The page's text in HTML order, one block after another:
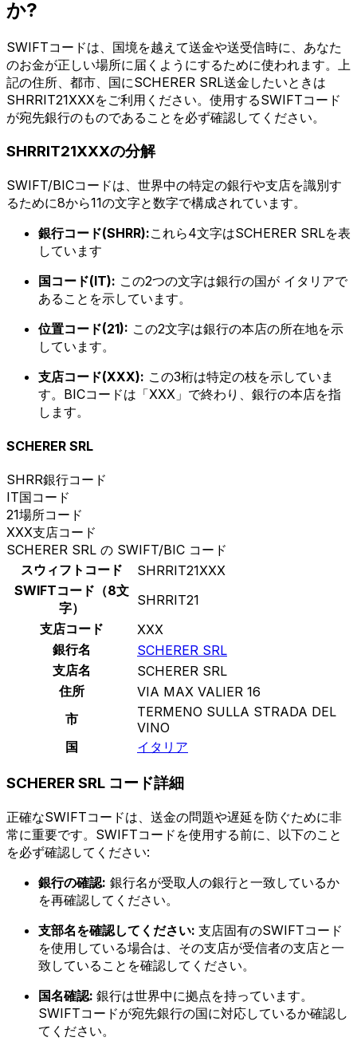
か?
SWIFTコードは、国境を越えて送金や送受信時に、あなた
のお金が正しい場所に届くようにするために使われます。上
記の住所、都市、国にSCHERER SRL送金したいときは
SHRRIT21XXXをご利用ください。使用するSWIFTコード
が宛先銀行のものであることを必ず確認してください。
SHRRIT21XXXの分解
SWIFT/BICコードは、世界中の特定の銀行や支店を識別す
るために8から11の文字と数字で構成されています。
銀行コード(SHRR):これら4文字はSCHERER SRLを表
しています
国コード(IT): この2つの文字は銀行の国が イタリアで
あることを示しています。
位置コード(21): この2文字は銀行の本店の所在地を示
しています。
支店コード(XXX): この3桁は特定の枝を示していま
す。BICコードは「XXX」で終わり、銀行の本店を指
します。
SCHERER SRL
SHRR銀行コード
IT国コード
21場所コード
XXX支店コード
SCHERER SRL の SWIFT/BIC コード
スウィフトコード
SHRRIT21XXX
SWIFTコード（8文
字）
SHRRIT21
支店コード
XXX
銀行名
SCHERER SRL
支店名
SCHERER SRL
住所
VIA MAX VALIER 16
市
TERMENO SULLA STRADA DEL
VINO
国
イタリア
SCHERER SRL コード詳細
正確なSWIFTコードは、送金の問題や遅延を防ぐために非
常に重要です。SWIFTコードを使用する前に、以下のこと
を必ず確認してください:
銀行の確認: 銀行名が受取人の銀行と一致しているか
を再確認してください。
支部名を確認してください: 支店固有のSWIFTコード
を使用している場合は、その支店が受信者の支店と一
致していることを確認してください。
国名確認: 銀行は世界中に拠点を持っています。
SWIFTコードが宛先銀行の国に対応しているか確認し
てください。